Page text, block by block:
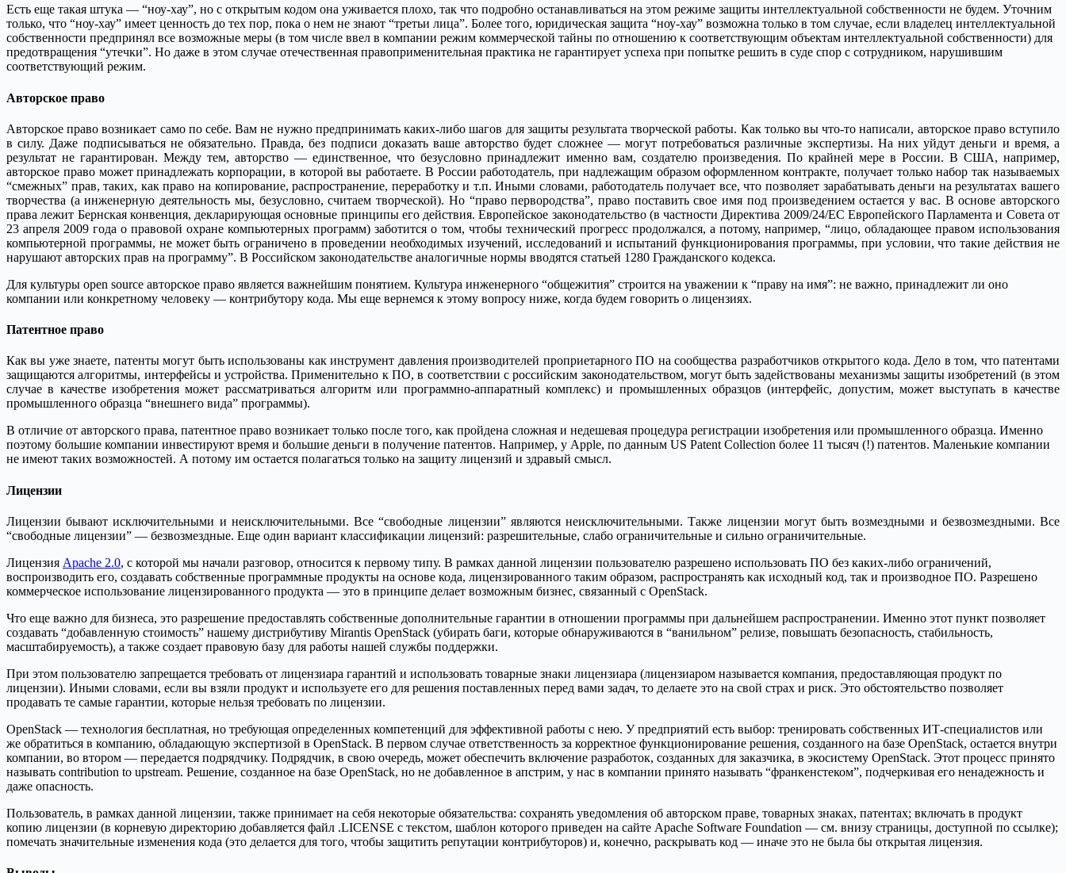
Есть еще такая штука — “ноу-хау”, но с открытым кодом она уживается плохо, так что подробно останавливаться на этом режиме защиты интеллектуальной собственности не будем. Уточним
только, что “ноу-хау” имеет ценность до тех пор, пока о нем не знают “третьи лица”. Более того, юридическая защита “ноу-хау” возможна только в том случае, если владелец интеллектуальной
собственности предпринял все возможные меры (в том числе ввел в компании режим коммерческой тайны по отношению к соответствующим объектам интеллектуальной собственности) для
предотвращения “утечки”. Но даже в этом случае отечественная правоприменительная практика не гарантирует успеха при попытке решить в суде спор с сотрудником, нарушившим
соответствующий режим.
Авторское право
Авторское право возникает само по себе. Вам не нужно предпринимать каких-либо шагов для защиты результата творческой работы. Как только вы что-то написали, авторское право вступило
в силу. Даже подписываться не обязательно. Правда, без подписи доказать ваше авторство будет сложнее — могут потребоваться различные экспертизы. На них уйдут деньги и время, а
результат не гарантирован. Между тем, авторство — единственное, что безусловно принадлежит именно вам, создателю произведения. По крайней мере в России. В США, например,
авторское право может принадлежать корпорации, в которой вы работаете. В России работодатель, при надлежащим образом оформленном контракте, получает только набор так называемых
“смежных” прав, таких, как право на копирование, распространение, переработку и т.п. Иными словами, работодатель получает все, что позволяет зарабатывать деньги на результатах вашего
творчества (а инженерную деятельность мы, безусловно, считаем творческой). Но “право первородства”, право поставить свое имя под произведением остается у вас. В основе авторского
права лежит Бернская конвенция, декларирующая основные принципы его действия. Европейское законодательство (в частности Директива 2009/24/EC Европейского Парламента и Совета от
23 апреля 2009 года о правовой охране компьютерных программ) заботится о том, чтобы технический прогресс продолжался, а потому, например, “лицо, обладающее правом использования
компьютерной программы, не может быть ограничено в проведении необходимых изучений, исследований и испытаний функционирования программы, при условии, что такие действия не
нарушают авторских прав на программу”. В Российском законодательстве аналогичные нормы вводятся статьей 1280 Гражданского кодекса.
Для культуры open source авторское право является важнейшим понятием. Культура инженерного “общежития” строится на уважении к “праву на имя”: не важно, принадлежит ли оно
компании или конкретному человеку — контрибутору кода. Мы еще вернемся к этому вопросу ниже, когда будем говорить о лицензиях.
Патентное право
Как вы уже знаете, патенты могут быть использованы как инструмент давления производителей проприетарного ПО на сообщества разработчиков открытого кода. Дело в том, что патентами
защищаются алгоритмы, интерфейсы и устройства. Применительно к ПО, в соответствии с российским законодательством, могут быть задействованы механизмы защиты изобретений (в этом
случае в качестве изобретения может рассматриваться алгоритм или программно-аппаратный комплекс) и промышленных образцов (интерфейс, допустим, может выступать в качестве
промышленного образца “внешнего вида” программы).
В отличие от авторского права, патентное право возникает только после того, как пройдена сложная и недешевая процедура регистрации изобретения или промышленного образца. Именно
поэтому большие компании инвестируют время и большие деньги в получение патентов. Например, у Apple, по данным US Patent Collection более 11 тысяч (!) патентов. Маленькие компании
не имеют таких возможностей. А потому им остается полагаться только на защиту лицензий и здравый смысл.
Лицензии
Лицензии бывают исключительными и неисключительными. Все “свободные лицензии” являются неисключительными. Также лицензии могут быть возмездными и безвозмездными. Все
“свободные лицензии” — безвозмездные. Еще один вариант классификации лицензий: разрешительные, слабо ограничительные и сильно ограничительные.
Лицензия Apache 2.0, с которой мы начали разговор, относится к первому типу. В рамках данной лицензии пользователю разрешено использовать ПО без каких-либо ограничений,
воспроизводить его, создавать собственные программные продукты на основе кода, лицензированного таким образом, распространять как исходный код, так и производное ПО. Разрешено
коммерческое использование лицензированного продукта — это в принципе делает возможным бизнес, связанный с OpenStack.
Что еще важно для бизнеса, это разрешение предоставлять собственные дополнительные гарантии в отношении программы при дальнейшем распространении. Именно этот пункт позволяет
создавать “добавленную стоимость” нашему дистрибутиву Mirantis OpenStack (убирать баги, которые обнаруживаются в “ванильном” релизе, повышать безопасность, стабильность,
масштабируемость), а также создает правовую базу для работы нашей службы поддержки.
При этом пользователю запрещается требовать от лицензиара гарантий и использовать товарные знаки лицензиара (лицензиаром называется компания, предоставляющая продукт по
лицензии). Иными словами, если вы взяли продукт и используете его для решения поставленных перед вами задач, то делаете это на свой страх и риск. Это обстоятельство позволяет
продавать те самые гарантии, которые нельзя требовать по лицензии.
OpenStack — технология бесплатная, но требующая определенных компетенций для эффективной работы с нею. У предприятий есть выбор: тренировать собственных ИТ-специалистов или
же обратиться в компанию, обладающую экспертизой в OpenStack. В первом случае ответственность за корректное функционирование решения, созданного на базе OpenStack, остается внутри
компании, во втором — передается подрядчику. Подрядчик, в свою очередь, может обеспечить включение разработок, созданных для заказчика, в экосистему OpenStack. Этот процесс принято
называть contribution to upstream. Решение, созданное на базе OpenStack, но не добавленное в апстрим, у нас в компании принято называть “франкенстеком”, подчеркивая его ненадежность и
даже опасность.
Пользователь, в рамках данной лицензии, также принимает на себя некоторые обязательства: сохранять уведомления об авторском праве, товарных знаках, патентах; включать в продукт
копию лицензии (в корневую директорию добавляется файл .LICENSE с текстом, шаблон которого приведен на сайте Apache Software Foundation — см. внизу страницы, доступной по ссылке);
помечать значительные изменения кода (это делается для того, чтобы защитить репутации контрибуторов) и, конечно, раскрывать код — иначе это не была бы открытая лицензия.